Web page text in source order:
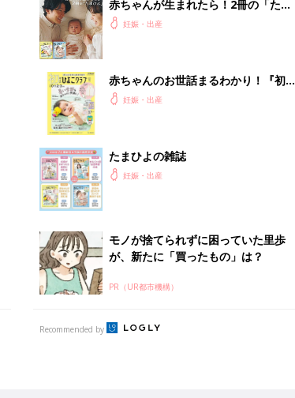
赤ちゃんが生まれたら！2冊の「たま
ひよ」
妊娠・出産
赤ちゃんのお世話まるわかり！『初め
てのひよこクラブ 夏号』〈巻頭大特
妊娠・出産
たまひよの雑誌
妊娠・出産
モノが捨てられずに困っていた里歩
が、新たに「買ったもの」は？
PR（UR都市機構）
Recommended by